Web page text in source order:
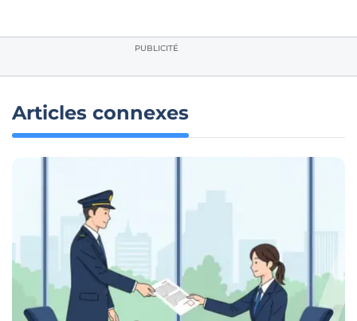
PUBLICITÉ
Articles connexes